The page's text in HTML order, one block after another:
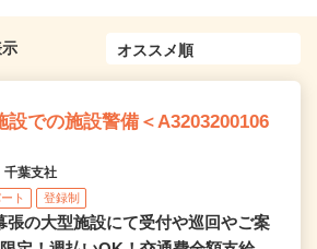
設での施設警備＜A3203200106
葉支社
ト 登録制
張の大型施設にて受付や巡回やご案